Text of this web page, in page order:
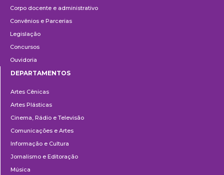
Corpo docente e administrativo
Convênios e Parcerias
Legislação
Concursos
Ouvidoria
DEPARTAMENTOS
Artes Cênicas
Artes Plásticas
Cinema, Rádio e Televisão
Comunicações e Artes
Informação e Cultura
Jornalismo e Editoração
Música